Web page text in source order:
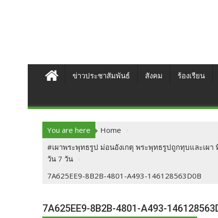
ข่าวประชาสัมพันธ์ สังคม ร้องเรียน
You are here
Home
#เผาพระพุทธรูป ม่อนอังเกตุ พระพุทธรูปถูกทุบและเผ
วัน 7 วัน
7A625EE9-8B2B-4801-A493-146128563D0B
7A625EE9-8B2B-4801-A493-